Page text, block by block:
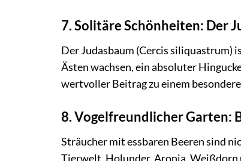
7. Solitäre Schönheiten: Der
Der Judasbaum (Cercis siliquastrum)
Ästen wachsen, ein absoluter
wertvoller Beitrag zu einem
8. Vogelfreundlicher Garten:
Sträucher mit essbaren Beeren sind
Tierwelt. Holunder, Aronia,